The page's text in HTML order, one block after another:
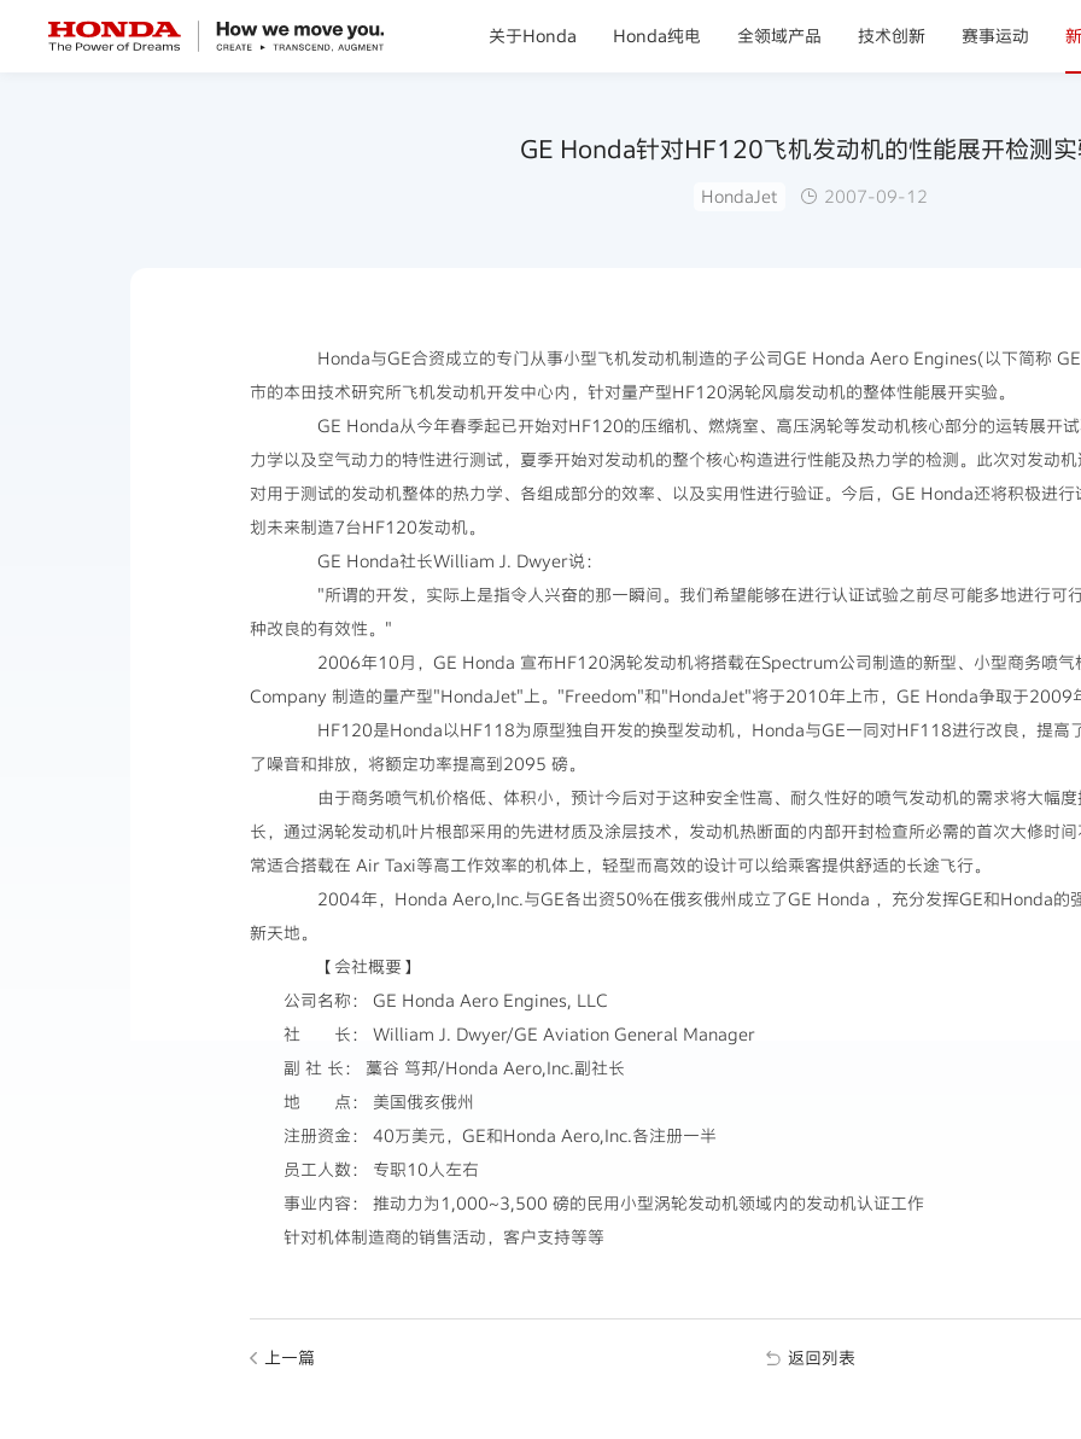
关于Honda Honda纯电 全领域产品 技术创新 赛事运动
GE Honda针对HF120飞机发动机的性能展开检测
HondaJet 2007-09-12
Honda与GE合资成立的专门从事小型飞机发动机制造的子公司GE Honda Aero Engines(以下简称
市的本田技术研究所飞机发动机开发中心内，针对量产型HF120涡轮风扇发动机的整体性能展开实验。
GE Honda从今年春季起已开始对HF120的压缩机、燃烧室、高压涡轮等发动机核心部分的运转展开试
力学以及空气动力的特性进行测试，夏季开始对发动机的整个核心构造进行性能及热力学的检测。此次对发动
对用于测试的发动机整体的热力学、各组成部分的效率、以及实用性进行验证。今后，GE Honda还将积极进
划未来制造7台HF120发动机。
GE Honda社长William J. Dwyer说：
"所谓的开发，实际上是指令人兴奋的那一瞬间。我们希望能够在进行认证试验之前尽可能多地进行可
种改良的有效性。"
2006年10月，GE Honda 宣布HF120涡轮发动机将搭载在Spectrum公司制造的新型、小型商务喷
Company 制造的量产型"HondaJet"上。"Freedom"和"HondaJet"将于2010年上市，GE Honda争取于2009
HF120是Honda以HF118为原型独自开发的换型发动机，Honda与GE一同对HF118进行改良，提高
了噪音和排放，将额定功率提高到2095 磅。
由于商务喷气机价格低、体积小，预计今后对于这种安全性高、耐久性好的喷气发动机的需求将大幅
长，通过涡轮发动机叶片根部采用的先进材质及涂层技术，发动机热断面的内部开封检查所必需的首次大修时
常适合搭载在 Air Taxi等高工作效率的机体上，轻型而高效的设计可以给乘客提供舒适的长途飞行。
2004年，Honda Aero,Inc.与GE各出资50%在俄亥俄州成立了GE Honda ，充分发挥GE和Honda的
新天地。
【会社概要】
公司名称： GE Honda Aero Engines, LLC
社 长： William J. Dwyer/GE Aviation General Manager
副 社 长： 藁谷 笃邦/Honda Aero,Inc.副社长
地 点： 美国俄亥俄州
注册资金： 40万美元，GE和Honda Aero,Inc.各注册一半
员工人数： 专职10人左右
事业内容： 推动力为1,000~3,500 磅的民用小型涡轮发动机领域内的发动机认证工作
针对机体制造商的销售活动，客户支持等等
上一篇 返回列表